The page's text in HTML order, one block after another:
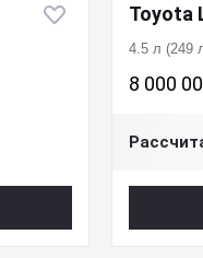
Toyota
4.5 л
8 000